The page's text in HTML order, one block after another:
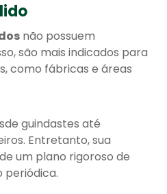
não possuem
são mais indicados para
como fábricas e áreas
guindastes até
Entretanto, sua
um plano rigoroso de
periódica.